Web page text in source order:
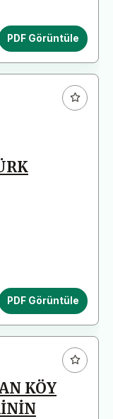
PDF Görüntüle
PDF Görüntüle
KÖY